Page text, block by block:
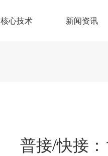
核心技术 新闻资讯
普接/快接